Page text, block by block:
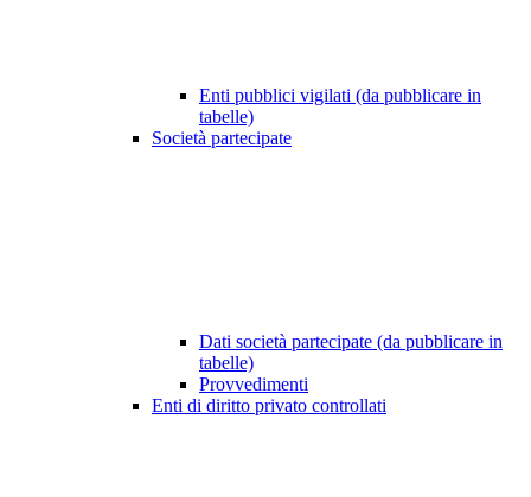
Enti pubblici vigilati (da pubblicare in
tabelle)
Società partecipate
Dati società partecipate (da pubblicare in
tabelle)
Provvedimenti
Enti di diritto privato controllati